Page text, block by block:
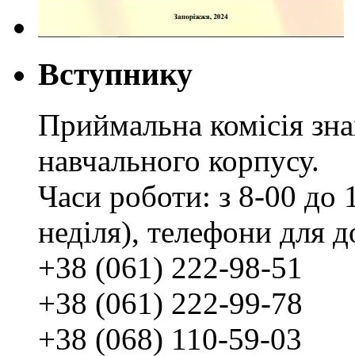
Вступнику
Приймальна комісія
навчального корпусу.
Часи роботи: з 8-00 до
неділя), телефони для
+38 (061) 222-98-51
+38 (061) 222-99-78
+38 (068) 110-59-03